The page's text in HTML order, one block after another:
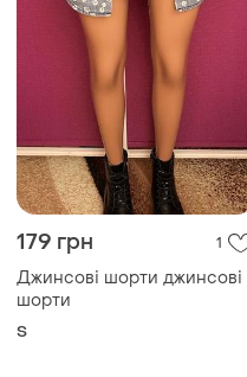
179 грн 1
Джинсові шорти джинсові
шорти
S